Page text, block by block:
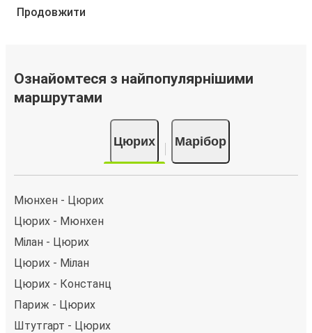
Забронювати квиток FlixBus — це неймовірно просто.
Марібор, ви можете вибрати один із численних
способів оплати, як-от кредитна картка, PayPal,
Google Pay або Apple Pay. Також ви можете купити
квиток за готівку у водія або в касі.
Продовжити
Ознайомтеся з найпопулярнішими
маршрутами
Цюрих Марібор
Мюнхен - Цюрих
Цюрих - Мюнхен
Мілан - Цюрих
Цюрих - Мілан
Цюрих - Констанц
Париж - Цюрих
Штутгарт - Цюрих